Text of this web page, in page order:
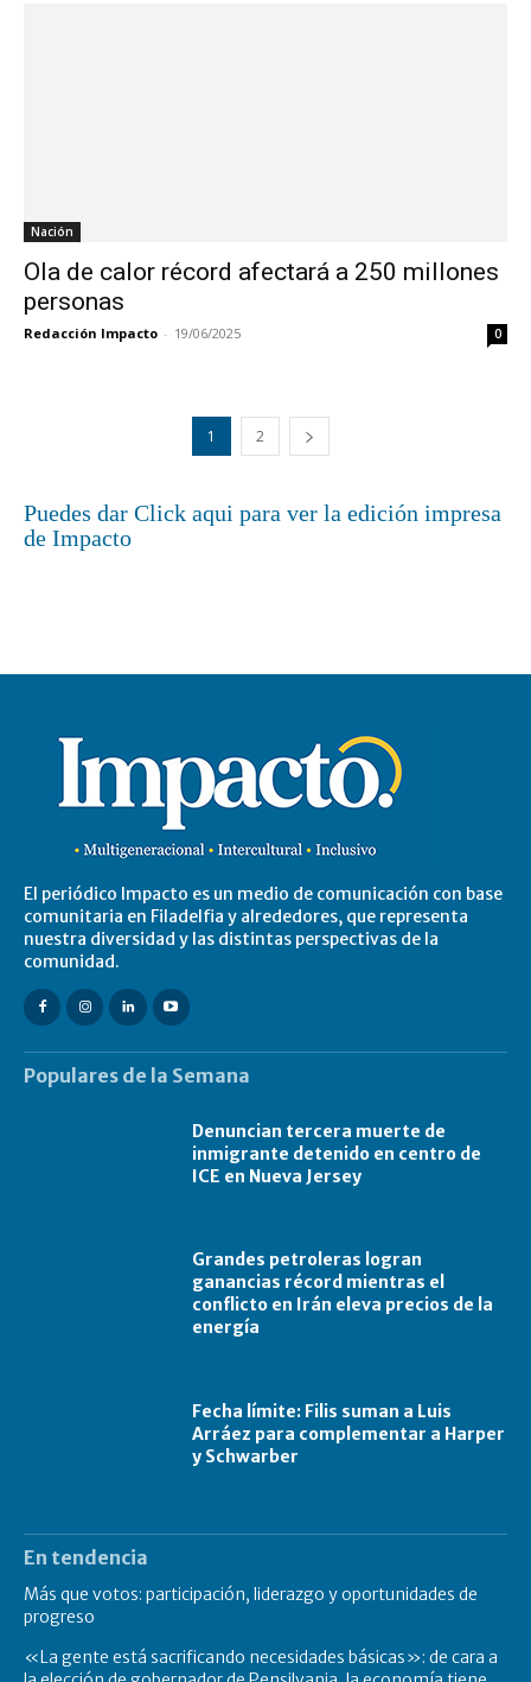
Nación
Ola de calor récord afectará a 250 millones
personas
Redacción Impacto - 19/06/2025 0
1 2
Puedes dar Click aqui para ver la edición impresa
de Impacto
El periódico Impacto es un medio de comunicación con base
comunitaria en Filadelfia y alrededores, que representa
nuestra diversidad y las distintas perspectivas de la
comunidad.
Populares de la Semana
Denuncian tercera muerte de
inmigrante detenido en centro de
ICE en Nueva Jersey
Grandes petroleras logran
ganancias récord mientras el
conflicto en Irán eleva precios de la
energía
Fecha límite: Filis suman a Luis
Arráez para complementar a Harper
y Schwarber
En tendencia
Más que votos: participación, liderazgo y oportunidades de
progreso
«La gente está sacrificando necesidades básicas»: de cara a